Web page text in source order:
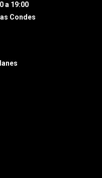
a 19:00
Condes